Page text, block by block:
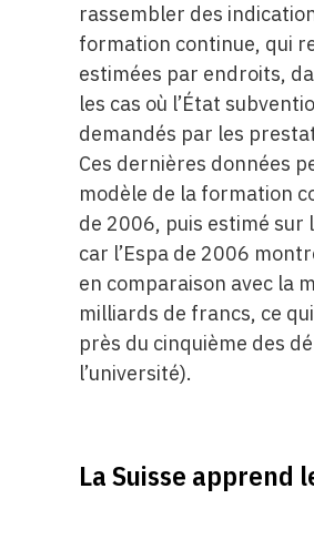
rassembler des
formation continue, qui
estimées par endroits,
les cas où l’État
demandés par les
Ces dernières données
modèle de la formation
de 2006, puis estimé sur
car l’Espa de 2006
en comparaison avec la
milliards de francs, ce
près du cinquième des
l’université).
La Suisse apprend